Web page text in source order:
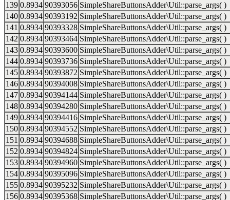
139 0.8934 90393056 SimpleShareButtonsAdder\Util::parse_args( )
140 0.8934 90393192 SimpleShareButtonsAdder\Util::parse_args( )
141 0.8934 90393328 SimpleShareButtonsAdder\Util::parse_args( )
142 0.8934 90393464 SimpleShareButtonsAdder\Util::parse_args( )
143 0.8934 90393600 SimpleShareButtonsAdder\Util::parse_args( )
144 0.8934 90393736 SimpleShareButtonsAdder\Util::parse_args( )
145 0.8934 90393872 SimpleShareButtonsAdder\Util::parse_args( )
146 0.8934 90394008 SimpleShareButtonsAdder\Util::parse_args( )
147 0.8934 90394144 SimpleShareButtonsAdder\Util::parse_args( )
148 0.8934 90394280 SimpleShareButtonsAdder\Util::parse_args( )
149 0.8934 90394416 SimpleShareButtonsAdder\Util::parse_args( )
150 0.8934 90394552 SimpleShareButtonsAdder\Util::parse_args( )
151 0.8934 90394688 SimpleShareButtonsAdder\Util::parse_args( )
152 0.8934 90394824 SimpleShareButtonsAdder\Util::parse_args( )
153 0.8934 90394960 SimpleShareButtonsAdder\Util::parse_args( )
154 0.8934 90395096 SimpleShareButtonsAdder\Util::parse_args( )
155 0.8934 90395232 SimpleShareButtonsAdder\Util::parse_args( )
156 0.8934 90395368 SimpleShareButtonsAdder\Util::parse_args( )